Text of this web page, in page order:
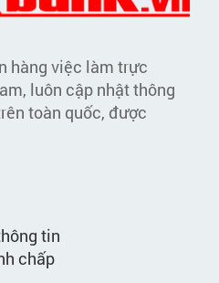
hàng việc làm trực
luôn cập nhật thông
toàn quốc, được
tin
chấp